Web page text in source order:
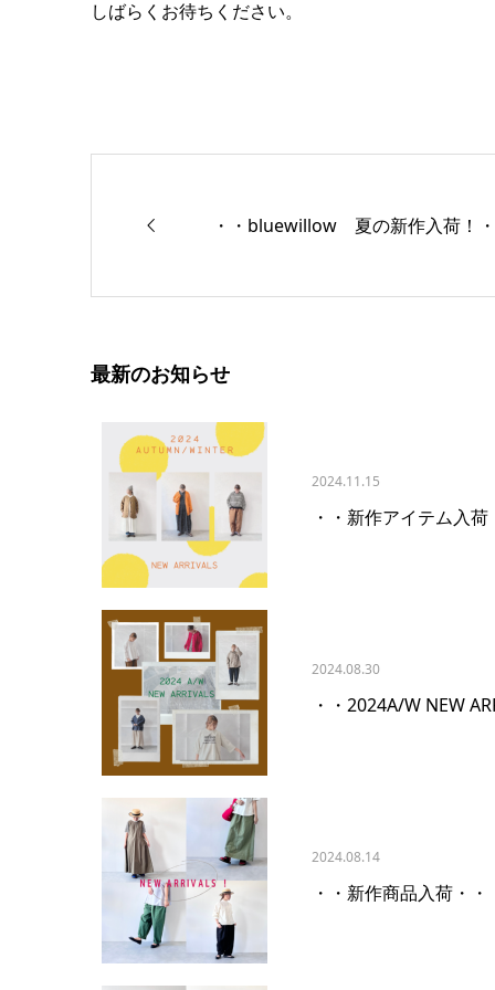
しばらくお待ちください。
・・bluewillow 夏の新作入荷！・
最新のお知らせ
2024.11.15
・・新作アイテム入荷
2024.08.30
・・2024A/W NEW
2024.08.14
・・新作商品入荷・・